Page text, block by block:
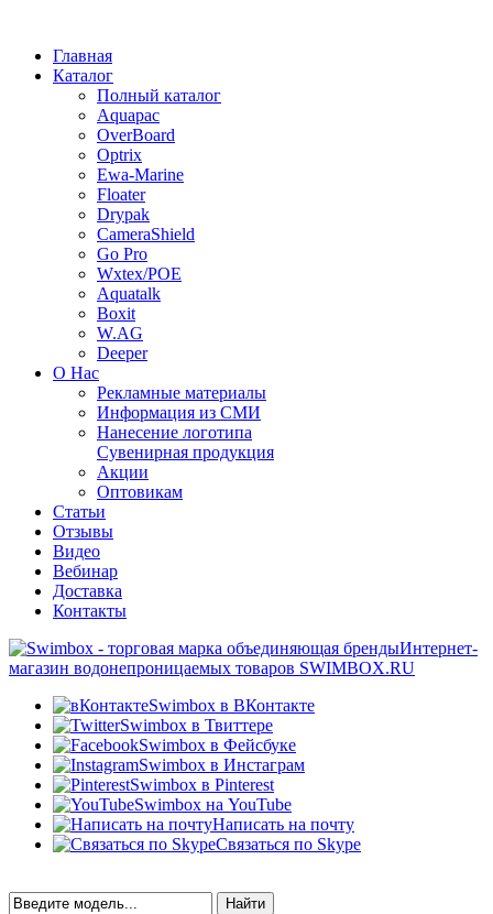
Главная
Каталог
Полный каталог
Aquapac
OverBoard
Optrix
Ewa-Marine
Floater
Drypak
CameraShield
Go Pro
Wxtex/POE
Aquatalk
Boxit
W.AG
Deeper
О Нас
Рекламные материалы
Информация из СМИ
Нанесение логотипа
Сувенирная продукция
Акции
Оптовикам
Статьи
Отзывы
Видео
Вебинар
Доставка
Контакты
Интернет-
магазин водонепроницаемых товаров SWIMBOX.RU
Swimbox в ВКонтакте
Swimbox в Твиттере
Swimbox в Фейсбуке
Swimbox в Инстаграм
Swimbox в Pinterest
Swimbox на YouTube
Написать на почту
Связаться по Skype